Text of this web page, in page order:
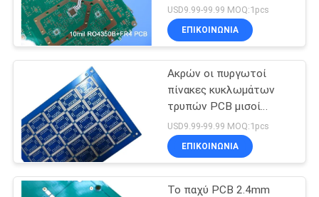
ΣΧΕΤΙΚΆ
ΜΕ
ΕΠΙΣΚΈΨΕΙΣ
ΣΤΟ
ΕΡΓΟΣΤΆΣΙΟ
Πίνακας PCB
Rogers
248
USD9.99-99.99 MOQ:1pcs
ΕΠΙΚΟΙΝΩΝΙΑ
Ακρών οι πυργωτοί
πίνακες κυκλωμάτων
τρυπών PCB μισοί
στηρίχτηκαν σε 1.6mm
FR-4 με την μπλε μάσκα
ύλης συγκολλήσεως
USD9.99-99.99 MOQ:1pcs
ΕΠΙΚΟΙΝΩΝΙΑ
Το παχύ PCB 2.4mm